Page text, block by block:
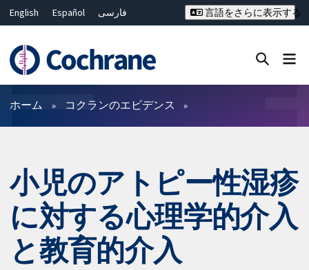
English Español
فارسی
Deutsch
Bahasa Malaysia
ไทย
繁體中文
简体中文
言語をさらに表示する
フィルター
ホーム コクランのエビデンス
小児のアトピー性湿疹
に対する心理学的介入
と教育的介入